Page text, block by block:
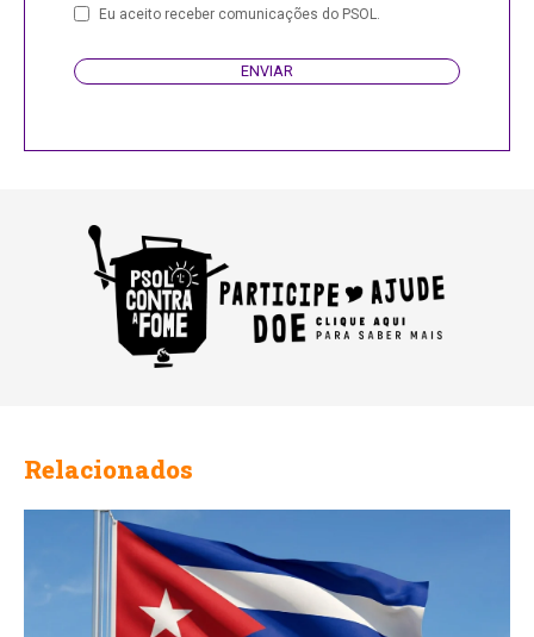
Eu aceito receber comunicações do PSOL.
ENVIAR
Relacionados